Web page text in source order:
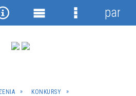
KONKURSY
Menu
Menu
panel